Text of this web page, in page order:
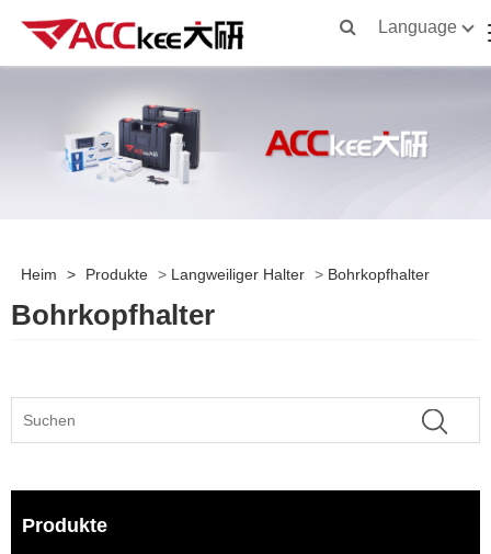
Language
Heim > Produkte > Langweiliger Halter > Bohrkopfhalter
Bohrkopfhalter
Produkte